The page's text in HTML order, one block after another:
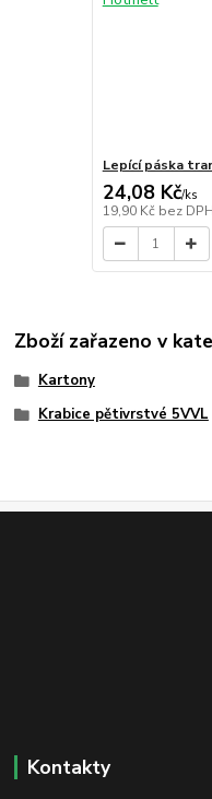
Lepící páska
24,08 Kč/ks
19,90 Kč bez DPH
Zboží zařazeno v
Kartony
Krabice pětivrstvé 5VVL
Kontakty